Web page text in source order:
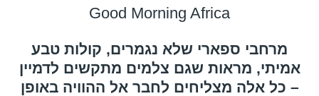
Good Morning Africa
מרחבי ספארי שלא נגמרים, קולות טבע
אמיתי, מראות שגם צלמים מתקשים לדמיין
– כל אלה מצליחים לחבר אל ההוויה באופן